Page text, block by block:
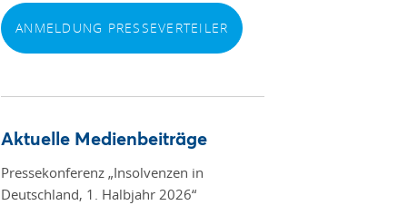
ANMELDUNG PRESSEVERTEILER
Aktuelle Medienbeiträge
Pressekonferenz „Insolvenzen in
Deutschland, 1. Halbjahr 2026“